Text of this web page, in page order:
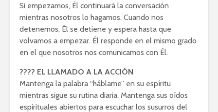
Si empezamos, Él continuará la conversación
mientras nosotros lo hagamos. Cuando nos
detenemos, Él se detiene y espera hasta que
volvamos a empezar. Él responde en el mismo grado
en el que nosotros nos comunicamos con Él.
???? EL LLAMADO A LA ACCIÓN
Mantenga la palabra “háblame” en su espíritu
mientras sigue su rutina diaria. Mantenga sus oídos
espirituales abiertos para escuchar los susurros del